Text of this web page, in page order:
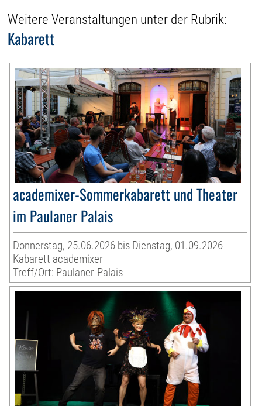
Weitere Veranstaltungen unter der Rubrik:
Kabarett
academixer-Sommerkabarett und Theater
im Paulaner Palais
Donnerstag, 25.06.2026 bis Dienstag, 01.09.2026
Kabarett academixer
Treff/Ort: Paulaner-Palais